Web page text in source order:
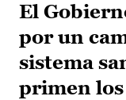
El
por un
sistema
primen